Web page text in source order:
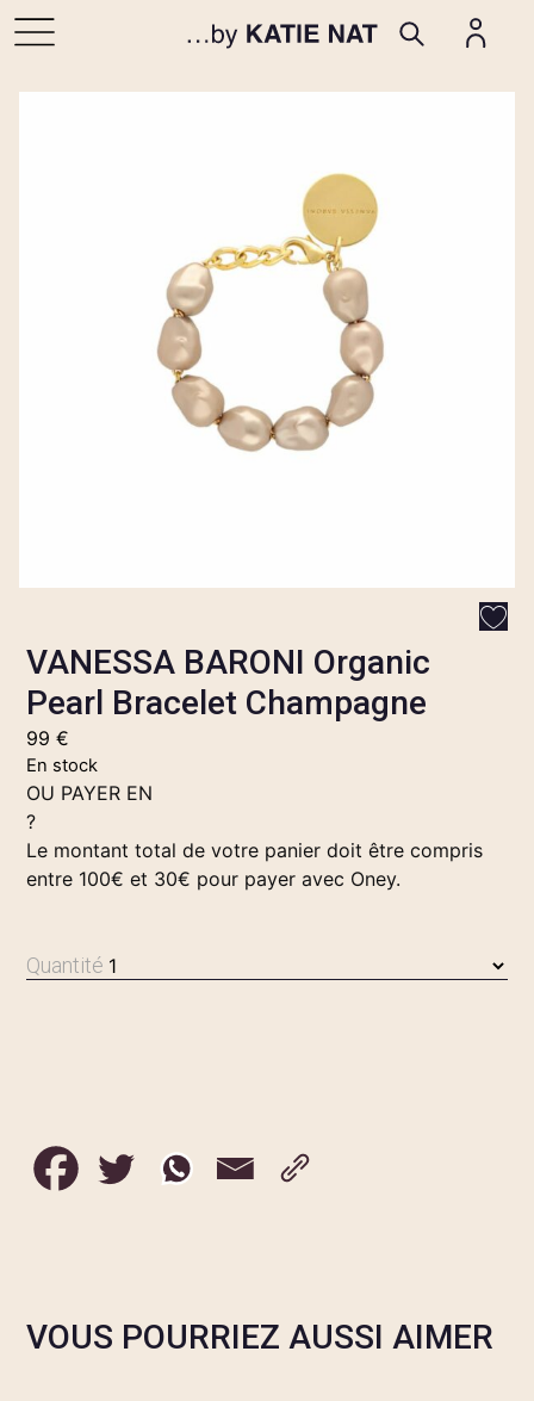
VANESSA BARONI Organic
Pearl Bracelet Champagne
99€
En stock
OU PAYER EN
?
Le montant total de votre panier doit être compris
entre 100€ et 30€ pour payer avec Oney.
Quantité
VOUS POURRIEZ AUSSI AIMER